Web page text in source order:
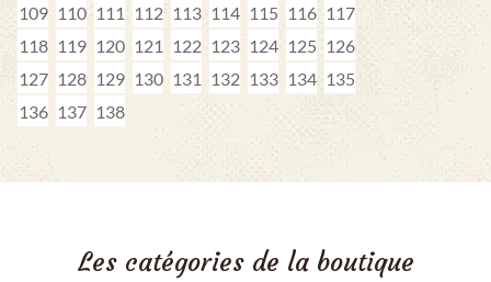
109 110 111 112 113 114 115 116 117
118 119 120 121 122 123 124 125 126
127 128 129 130 131 132 133 134 135
136 137 138
Les catégories de la boutique